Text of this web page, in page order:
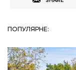
ПОПУЛЯРНЕ: